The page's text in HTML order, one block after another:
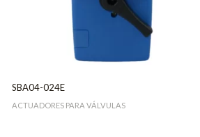
SBA04-024E
ACTUADORES PARA VÁLVULAS